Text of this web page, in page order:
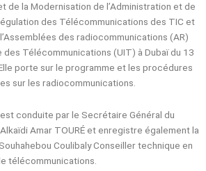
de la Modernisation de l’Administration et de
des Télécommunications des TIC et
des radiocommunications (AR)
des Télécommunications (UIT) à Dubaï du 13
porte sur le programme et les procédures
sur les radiocommunications.
conduite par le Secrétaire Général du
Amar TOURÉ et enregistre également la
Coulibaly Conseiller technique en
télécommunications.